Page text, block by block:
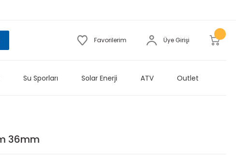
Favorilerim Üye Girişi
Su Sporları Solar Enerji ATV Outlet
36mm